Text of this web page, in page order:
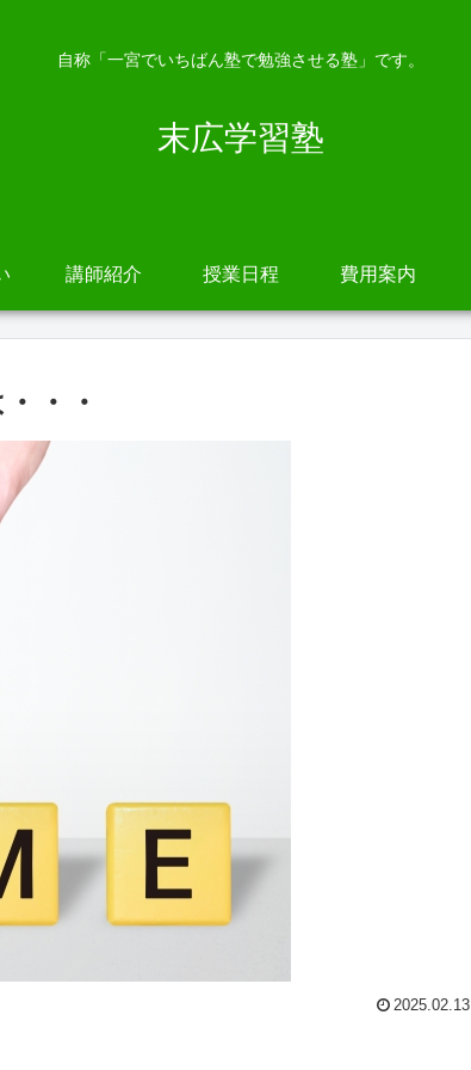
自称「一宮でいちばん塾で勉強させる塾」です。
末広学習塾
講師紹介 授業日程 費用案内
・・
2025.02.13